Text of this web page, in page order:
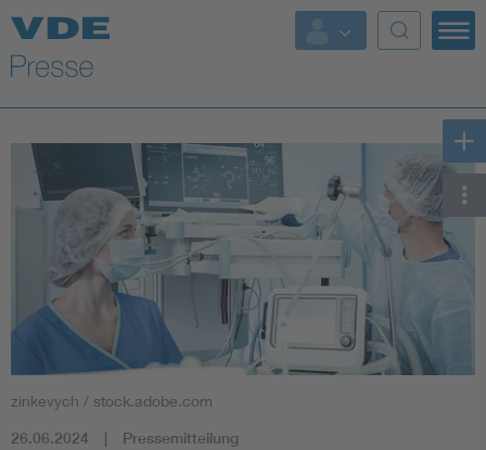
Top Themen
Fokusthemen
AI & Digital Trust
Health
Mobility
zinkevych / stock.adobe.com
26.06.2024 Pressemitteilung